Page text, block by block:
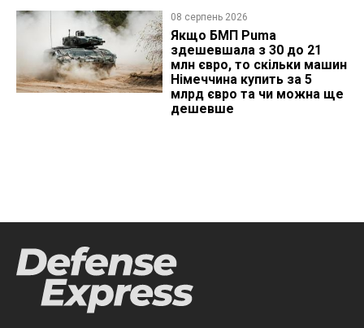
08 серпень 2026
Якщо БМП Puma
здешевшала з 30 до 21
млн євро, то скільки машин
Німеччина купить за 5
млрд євро та чи можна ще
дешевше